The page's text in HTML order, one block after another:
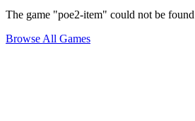
The game "poe2-item" could not be
Browse All Games